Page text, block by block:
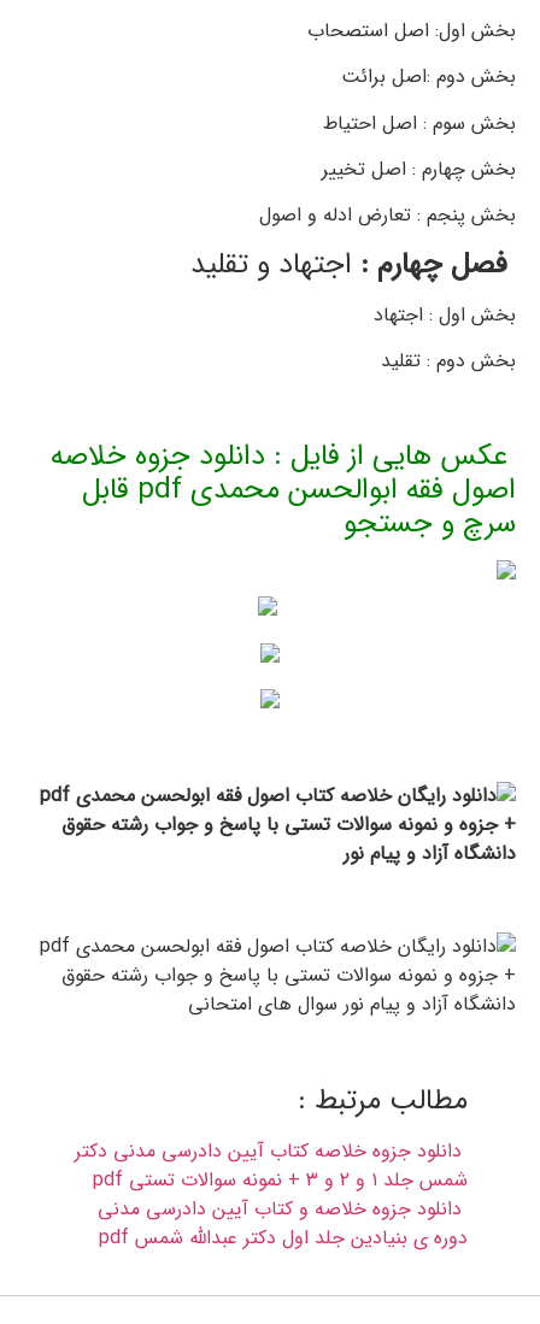
بخش اول: اصل استصحاب
بخش دوم :اصل برائت
بخش سوم : اصل احتیاط
بخش چهارم : اصل تخییر
بخش پنجم : تعارض ادله و اصول
فصل چهارم : اجتهاد و تقلید
بخش اول : اجتهاد
بخش دوم : تقلید
عکس هایی از فایل : دانلود جزوه خلاصه
اصول فقه ابوالحسن محمدی pdf قابل
سرچ و جستجو
مطالب مرتبط :
دانلود جزوه خلاصه کتاب آیین دادرسی مدنی دکتر
شمس جلد ۱ و ۲ و ۳ + نمونه سوالات تستی pdf
دانلود جزوه خلاصه و کتاب آیین دادرسی مدنی
دوره ی بنیادین جلد اول دکتر عبدالله شمس pdf